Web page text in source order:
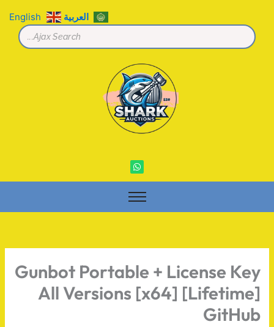
المحتوى
W
h
a
s
p
Gunbot Portable + License Key
All Versions [x64] [Lifetime]
GitHub
العربية English